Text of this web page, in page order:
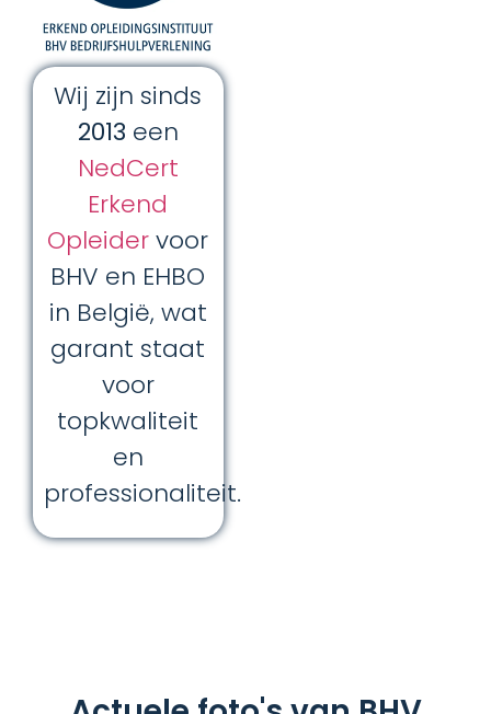
Wij zijn sinds
2013 een
NedCert
Erkend
Opleidervoor
BHV en EHBO
in België, wat
garant staat
voor
topkwaliteit
en
professionaliteit.